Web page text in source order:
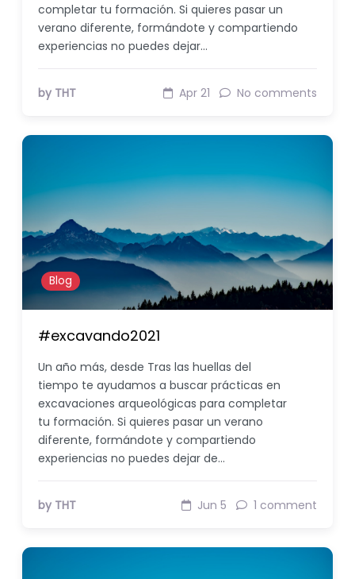
completar tu formación. Si quieres pasar un
verano diferente, formándote y compartiendo
experiencias no puedes dejar…
by THT Apr 21 No comments
Blog
#excavando2021
Un año más, desde Tras las huellas del
tiempo te ayudamos a buscar prácticas en
excavaciones arqueológicas para completar
tu formación. Si quieres pasar un verano
diferente, formándote y compartiendo
experiencias no puedes dejar de…
by THT Jun 5 1 comment